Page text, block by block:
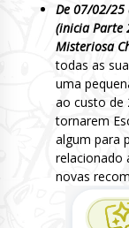
De 07/02/25
(inicia Parte
Misteriosa
todas as
uma
ao custo de
tornarem
algum para
relacionado
novas